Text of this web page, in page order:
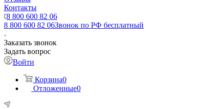
Контакты
8 800 600 82 06
8 800 600 82 06Звонок по РФ бесплатный
Заказать звонок
Задать вопрос
Войти
Корзина0
Отложенные0